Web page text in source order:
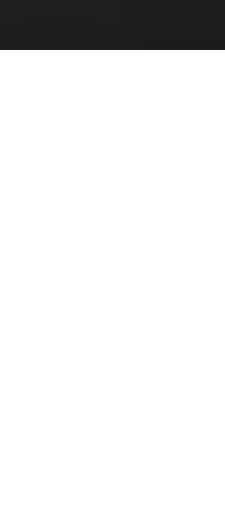
çizilmelere ve darbelere karşı koruyun.